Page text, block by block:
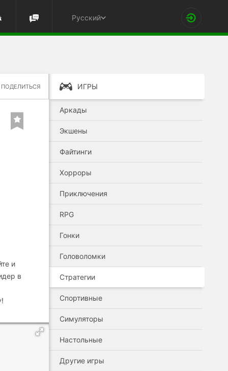
Русский
ПОДЕЛИТЬСЯ
и
в
ИГРЫ
Аркады
Экшены
Файтинги
Хорроры
Приключения
RPG
Гонки
Головоломки
Стратегии
Спортивные
Симуляторы
Настольные
Другие игры